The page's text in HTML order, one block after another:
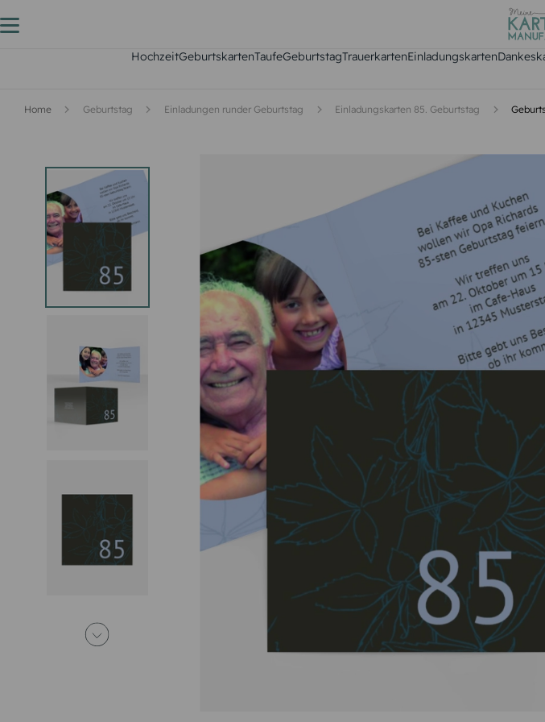
HochzeitGeburtskartenTaufeGeburtstagTrauerkartenEinladungskarten
Home Geburtstag Einladungen runder Geburtstag Einladungskarten 85. Geburtstag